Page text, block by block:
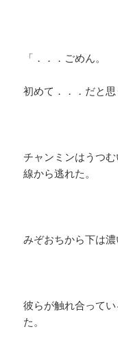
「．．．ごめん。
初めて．．．だと思
チャンミンはうつ
線から逃れた。
みぞおちから下は濃
彼らが触れ合って
た。